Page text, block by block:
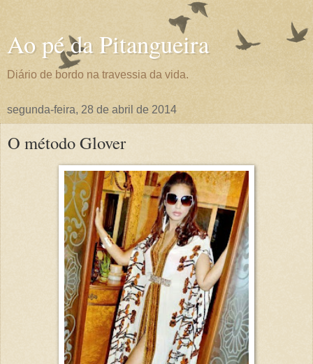
Ao pé da Pitangueira
Diário de bordo na travessia da vida.
segunda-feira, 28 de abril de 2014
O método Glover